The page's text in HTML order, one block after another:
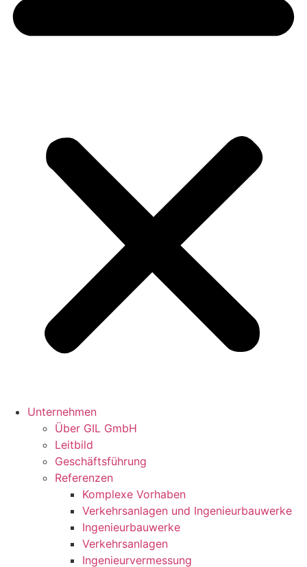
Unternehmen
Über GIL GmbH
Leitbild
Geschäftsführung
Referenzen
Komplexe Vorhaben
Verkehrsanlagen und Ingenieurbauwerke
Ingenieurbauwerke
Verkehrsanlagen
Ingenieur­vermessung